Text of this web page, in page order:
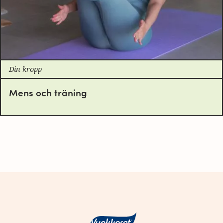
Din kropp
Mens och träning